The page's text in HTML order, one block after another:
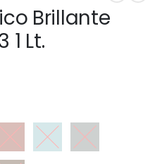
Brillante
1 Lt.
Cedro Celeste Gris